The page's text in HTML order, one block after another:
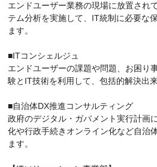
エンドユーザー業務の現場に放置され
テム分析を実施して、IT統制に必要な
ます。
■ITコンシェルジュ
エンドユーザーの課題や問題、お困り
験とIT技術を利用して、包括的解決出
■自治体DX推進コンサルティング
政府のデジタル・ガバメント実行計画
化や行政手続きオンライン化など自治
ます。